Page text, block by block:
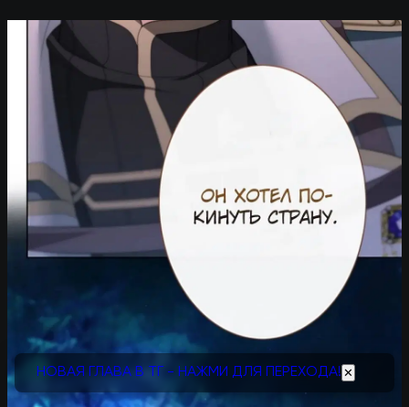
НОВАЯ ГЛАВА В ТГ - НАЖМИ ДЛЯ ПЕРЕХОДА! ✕